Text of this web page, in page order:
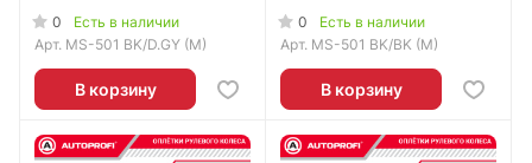
BK/D.GY (M)
0
Есть в наличии
Арт. MS-501 BK/D.GY (M)
В корзину
(M)
0
Есть в наличии
Арт. MS-501 BK/BK (M)
В корзину